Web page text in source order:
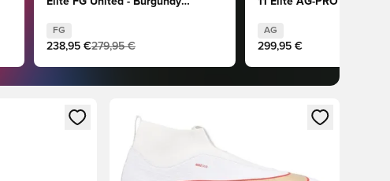
Red/Fósil
FG
238,95 €279,95 €
AG
299,95 €
sesión o registrarse como miembroAbre un modal para iniciar sesión o registrarse